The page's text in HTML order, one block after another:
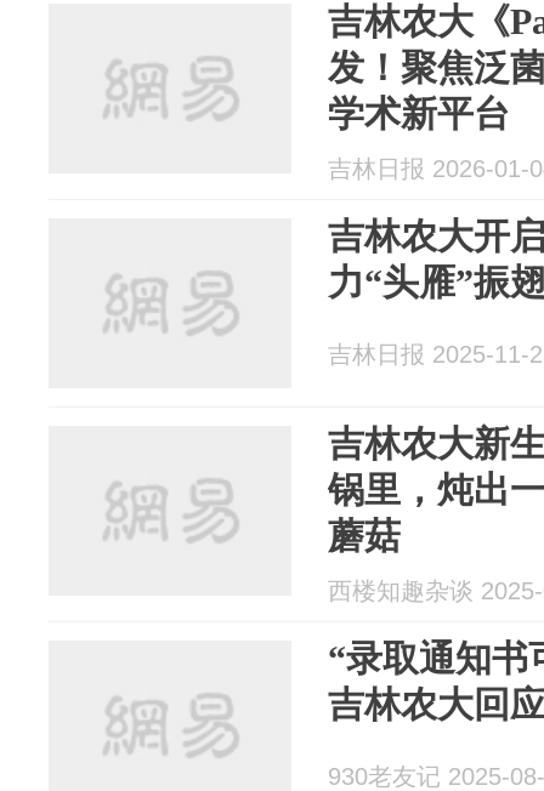
吉林农大《
发！聚焦泛
学术新平台
吉林日报 2026-01-
吉林农大开
力“头雁”振
吉林日报 2025-11-
吉林农大新
锅里，炖出
蘑菇
西楼知趣杂谈
“录取通知书
吉林农大回
930老友记 2025-